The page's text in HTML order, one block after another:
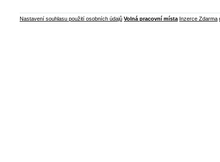
Nastavení souhlasu použití osobních údajů Volná pracovní místa Inzerce Zdarma